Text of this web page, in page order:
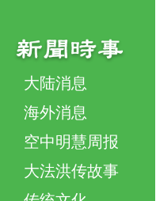
大陆消息
海外消息
空中明慧周报
大法洪传故事